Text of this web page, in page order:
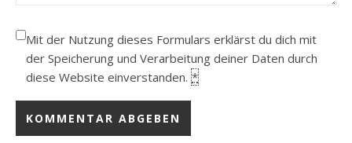
Mit der Nutzung dieses Formulars erklärst du dich mit
der Speicherung und Verarbeitung deiner Daten durch
diese Website einverstanden. *